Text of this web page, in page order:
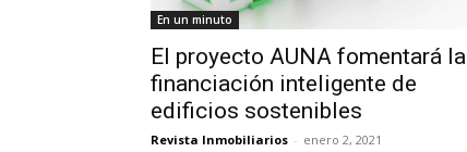
En un minuto
El proyecto AUNA fomentará la
financiación inteligente de
edificios sostenibles
Revista Inmobiliarios - enero 2, 2021